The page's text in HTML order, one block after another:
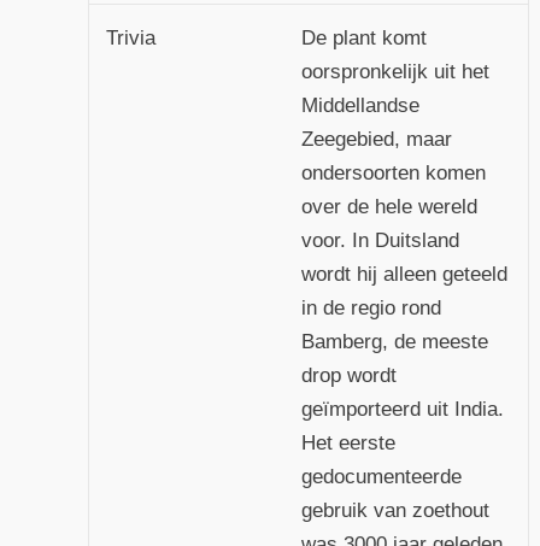
Trivia
De plant komt
oorspronkelijk uit het
Middellandse
Zeegebied, maar
ondersoorten komen
over de hele wereld
voor. In Duitsland
wordt hij alleen geteeld
in de regio rond
Bamberg, de meeste
drop wordt
geïmporteerd uit India.
Het eerste
gedocumenteerde
gebruik van zoethout